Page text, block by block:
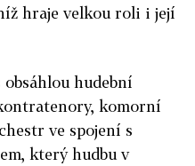
hraje velkou roli i její
hudební
komorní
ve spojení s
který hudbu v